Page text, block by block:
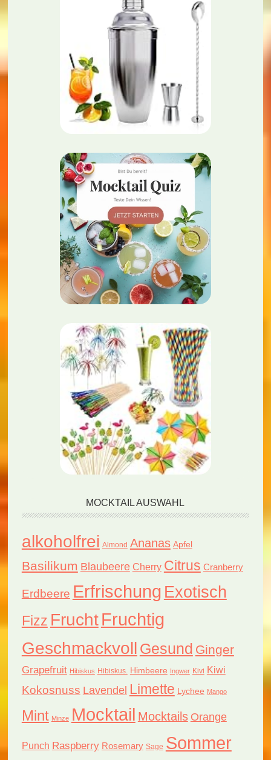
MOCKTAIL AUSWAHL
alkoholfrei Almond Ananas Apfel
Basilikum Blaubeere Cherry Citrus Cranberry
Erdbeere Erfrischung Exotisch
Fizz FruchtFruchtig
Geschmackvoll Gesund Ginger
Grapefruit Hibiskus Hibiskus. Himbeere Ingwer Kivi Kiwi
Kokosnuss Lavendel Limette Lychee Mango
Mint Minze Mocktail Mocktails Orange
Punch Raspberry Rosemary Sage Sommer